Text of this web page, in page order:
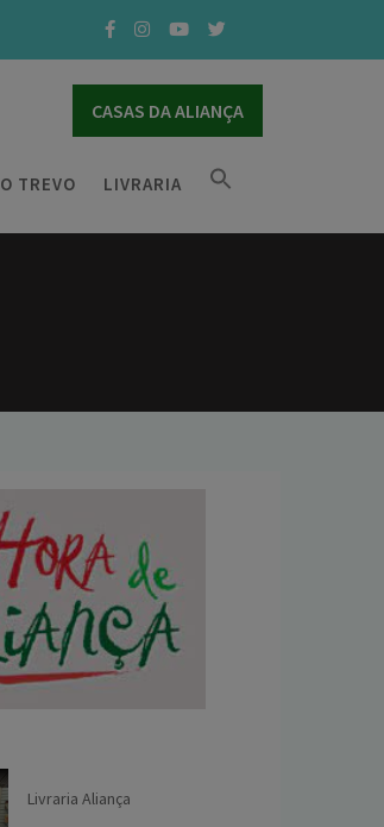
CASAS DA ALIANÇA
O TREVO LIVRARIA
Livraria Aliança